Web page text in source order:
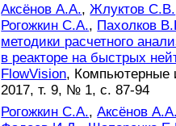
Аксёнов А.А.,Жлуктов С.В.
Рогожкин С.А., Пахолков
методики расчетного
в реакторе на быстрых
FlowVision, Компьютерные
2017, т. 9, № 1, с. 87-94
Рогожкин С.А.,Аксёнов